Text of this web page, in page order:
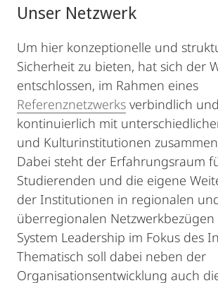
Unser Netzwerk
Um hier konzeptionelle und
Sicherheit zu bieten, hat sich der
entschlossen, im Rahmen eines
Referenznetzwerks verbindlich und
kontinuierlich mit
und Kulturinstitutionen
Dabei steht der Erfahrungsraum
Studierenden und die eigene
der Institutionen in regionalen
überregionalen Netzwerkbezügen
System Leadership im Fokus des
Thematisch soll dabei neben der
Organisationsentwicklung auch